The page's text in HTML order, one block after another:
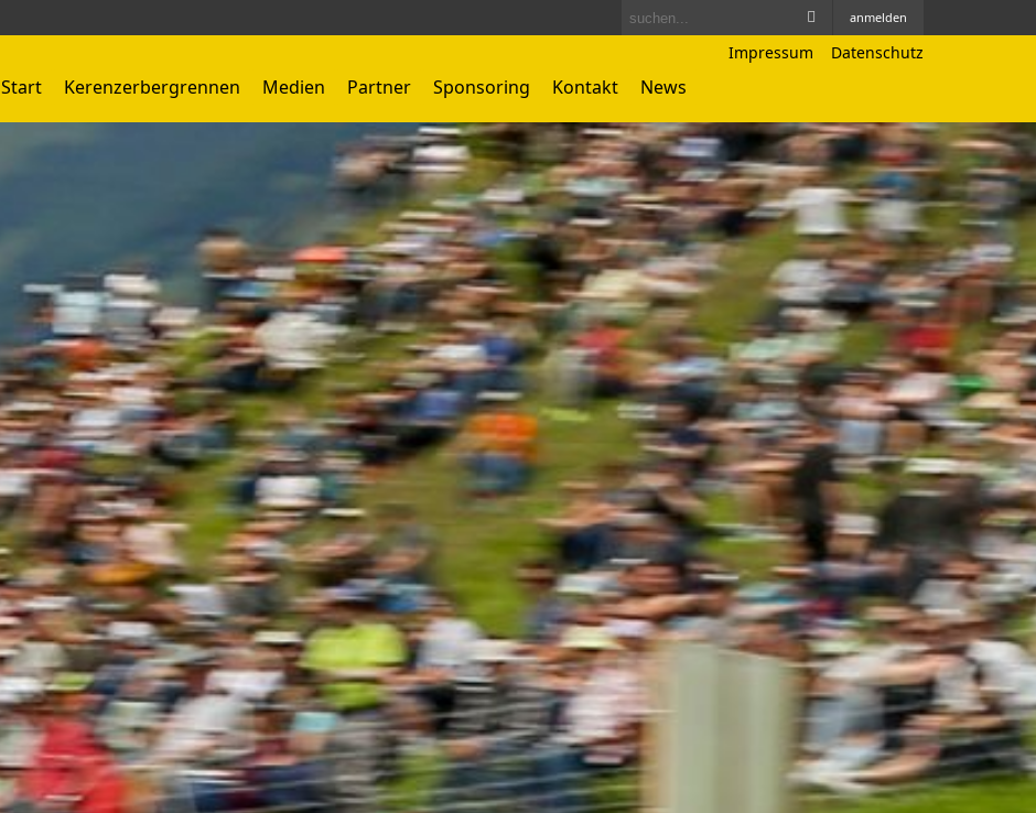
anmelden
Impressum Datenschutz
Start Kerenzerbergrennen Medien Partner Sponsoring Kontakt News